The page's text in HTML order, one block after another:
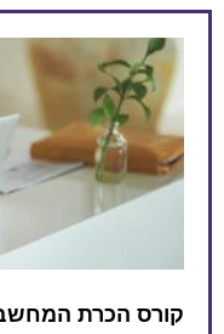
קורס הכרת